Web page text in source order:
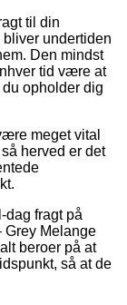
til din
undertiden
Den mindst
tid være at
opholder dig
meget vital
herved er det
dag fragt på
Grey Melange
beroer på at
så at de